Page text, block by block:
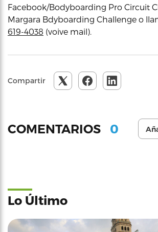
Facebook/Bodyboarding Pro Circuit
Margara Bdyboarding Challenge o
619-4038 (voive mail).
Compartir
COMENTARIOS 0
Lo Último